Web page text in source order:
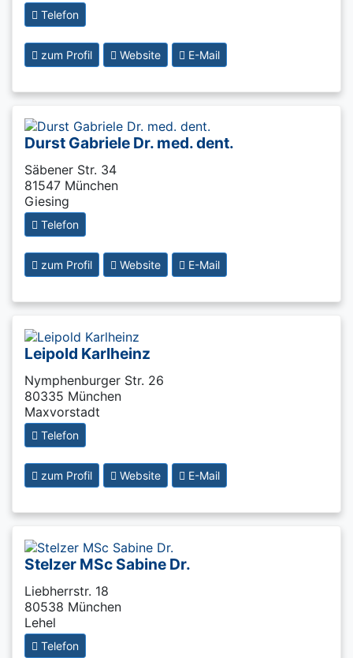
Telefon
zum Profil Website E-Mail
Durst Gabriele Dr. med. dent.
Säbener Str. 34
81547 München
Giesing
Telefon
zum Profil Website E-Mail
Leipold Karlheinz
Nymphenburger Str. 26
80335 München
Maxvorstadt
Telefon
zum Profil Website E-Mail
Stelzer MSc Sabine Dr.
Liebherrstr. 18
80538 München
Lehel
Telefon